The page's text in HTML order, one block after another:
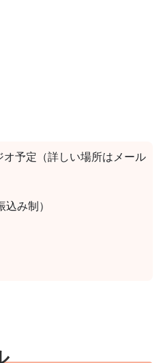
オ予定（詳しい場所はメール
み制）